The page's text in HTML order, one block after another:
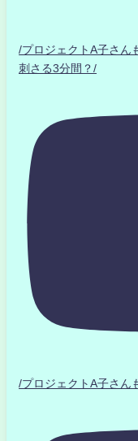
/プロジェクトA子さ
刺さる3分間？/
/プロジェクトA子さ